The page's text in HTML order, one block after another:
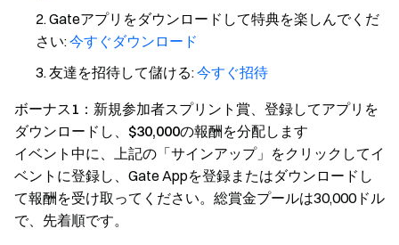
Gateアプリをダウンロードして特典を楽しんでくだ
さい:今すぐダウンロード
友達を招待して儲ける:今すぐ招待
ボーナス1：新規参加者スプリント賞、登録してアプリを
ダウンロードし、$30,000の報酬を分配します
イベント中に、上記の「サインアップ」をクリックしてイ
ベントに登録し、Gate Appを登録またはダウンロードし
て報酬を受け取ってください。総賞金プールは30,000ドル
で、先着順です。